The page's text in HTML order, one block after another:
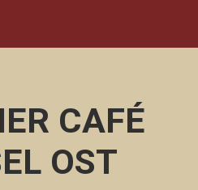
CAFÉ
OST